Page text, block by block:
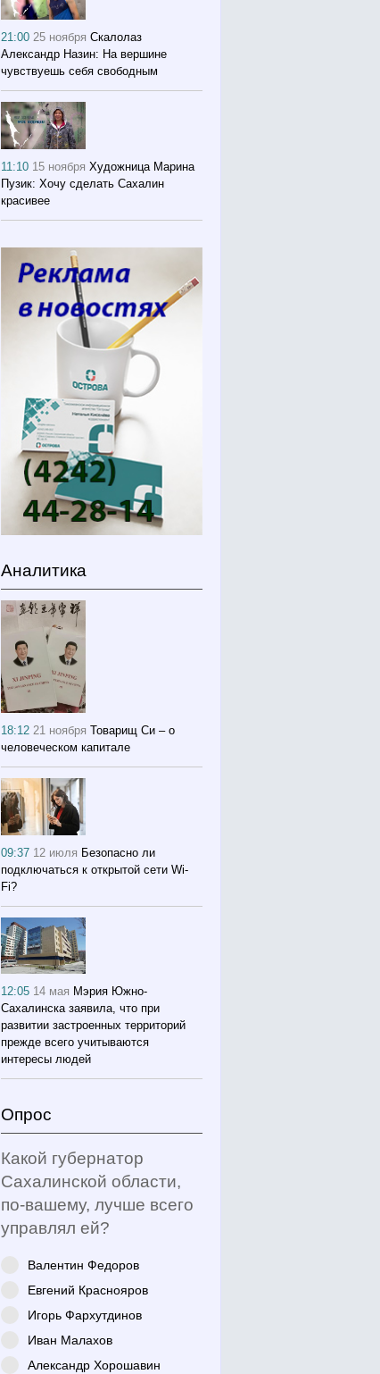
21:0025 ноября Скалолаз
Александр Назин: На вершине
чувствуешь себя свободным
11:10 15 ноября Художница Марина
Пузик: Хочу сделать Сахалин
красивее
Аналитика
18:1221 ноября Товарищ Си – о
человеческом капитале
09:37 12 июля Безопасно ли
подключаться к открытой сети Wi-
Fi?
12:05 14 мая Мэрия Южно-
Сахалинска заявила, что при
развитии застроенных территорий
прежде всего учитываются
интересы людей
Опрос
Какой губернатор
Сахалинской области,
по-вашему, лучше всего
управлял ей?
Валентин Федоров
Евгений Краснояров
Игорь Фархутдинов
Иван Малахов
Александр Хорошавин